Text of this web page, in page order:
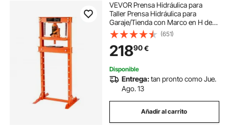
VEVOR Prensa Hidráulica para
Taller Prensa Hidráulica para
Garaje/Tienda con Marco en H de
12 T Prensa Ajustable para Taller
con Placas de Prensado Prensa
Hidráulica de Alta Resistencia para
Garaje
(651)
21890€
Disponible
Entrega:tan pronto como Jue.
Ago. 13
Añadir al carrito